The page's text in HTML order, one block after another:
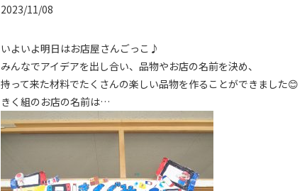
2023/11/08
いよいよ明日はお店屋さんごっこ♪
みんなでアイデアを出し合い、品物やお店の名前を決め、
持って来た材料でたくさんの楽しい品物を作ることができました😊
きく組のお店の名前は…